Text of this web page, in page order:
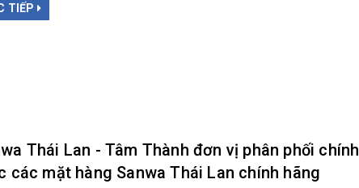
TIẾP
Thái Lan - Tâm Thành đơn vị phân phối chính
các mặt hàng Sanwa Thái Lan chính hãng